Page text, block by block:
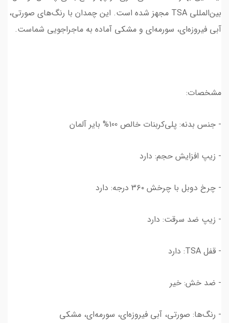
بین‌المللی TSA مجهز شده است. این چمدان با رنگ‌های صورتی،
آبی فیروزه‌ای، سورمه‌ای و مشکی آماده به ماجراجویی شماست.
مشخصات:
- جنس بدنه: پلی‌کربنات خالص 100% بایر آلمان
- زیپ افزایش حجم: دارد
- چرخ دوبل با چرخش ۳۶۰ درجه: دارد
- زیپ ضد سرقت: دارد
- قفل TSA: دارد
- ضد خش: خیر
- رنگ‌ها: صورتی، آبی فیروزه‌ای، سورمه‌ای، مشکی